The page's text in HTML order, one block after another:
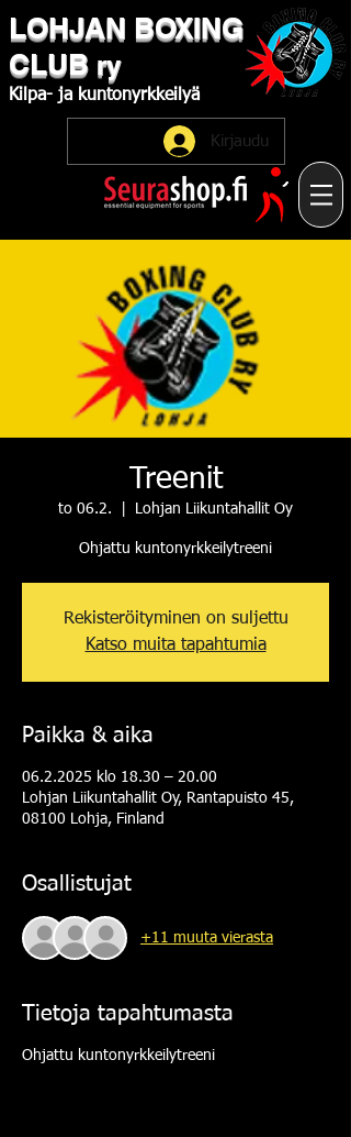
LOHJAN ​BOXING
CLUB ry
Kilpa- ja kuntonyrkkeilyä
Kirjaudu
Treenit
to 06.2. Lohjan Liikuntahallit Oy
Ohjattu kuntonyrkkeilytreeni
Rekisteröityminen on suljettu
Katso muita tapahtumia
Paikka & aika
06.2.2025 klo 18.30 – 20.00
Lohjan Liikuntahallit Oy, Rantapuisto 45,
08100 Lohja, Finland
Osallistujat
+11 muuta vierasta
Tietoja tapahtumasta
Ohjattu kuntonyrkkeilytreeni